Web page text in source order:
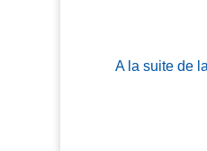
A la suite de